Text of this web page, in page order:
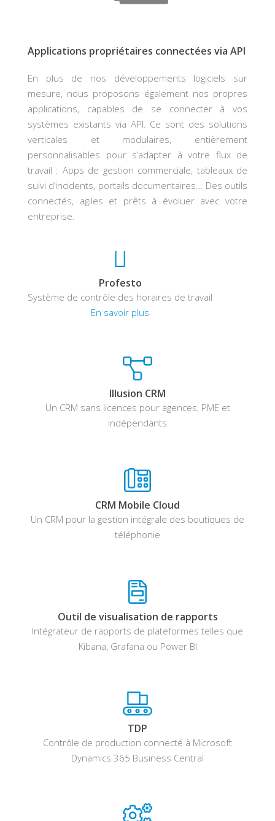
Applications propriétaires connectées via API
En plus de nos développements logiciels sur
mesure, nous proposons également nos propres
applications, capables de se connecter à vos
systèmes existants via API. Ce sont des solutions
verticales et modulaires, entièrement
personnalisables pour s’adapter à votre flux de
travail : Apps de gestion commerciale, tableaux de
suivi d’incidents, portails documentaires… Des outils
connectés, agiles et prêts à évoluer avec votre
entreprise.
Profesto
Système de contrôle des horaires de travail
En savoir plus
Illusion CRM
Un CRM sans licences pour agences, PME et
indépendants
CRM Mobile Cloud
Un CRM pour la gestion intégrale des boutiques de
téléphonie
Outil de visualisation de rapports
Intégrateur de rapports de plateformes telles que
Kibana, Grafana ou Power BI
TDP
Contrôle de production connecté à Microsoft
Dynamics 365 Business Central